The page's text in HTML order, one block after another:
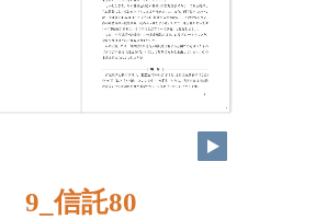
19
9_信託80